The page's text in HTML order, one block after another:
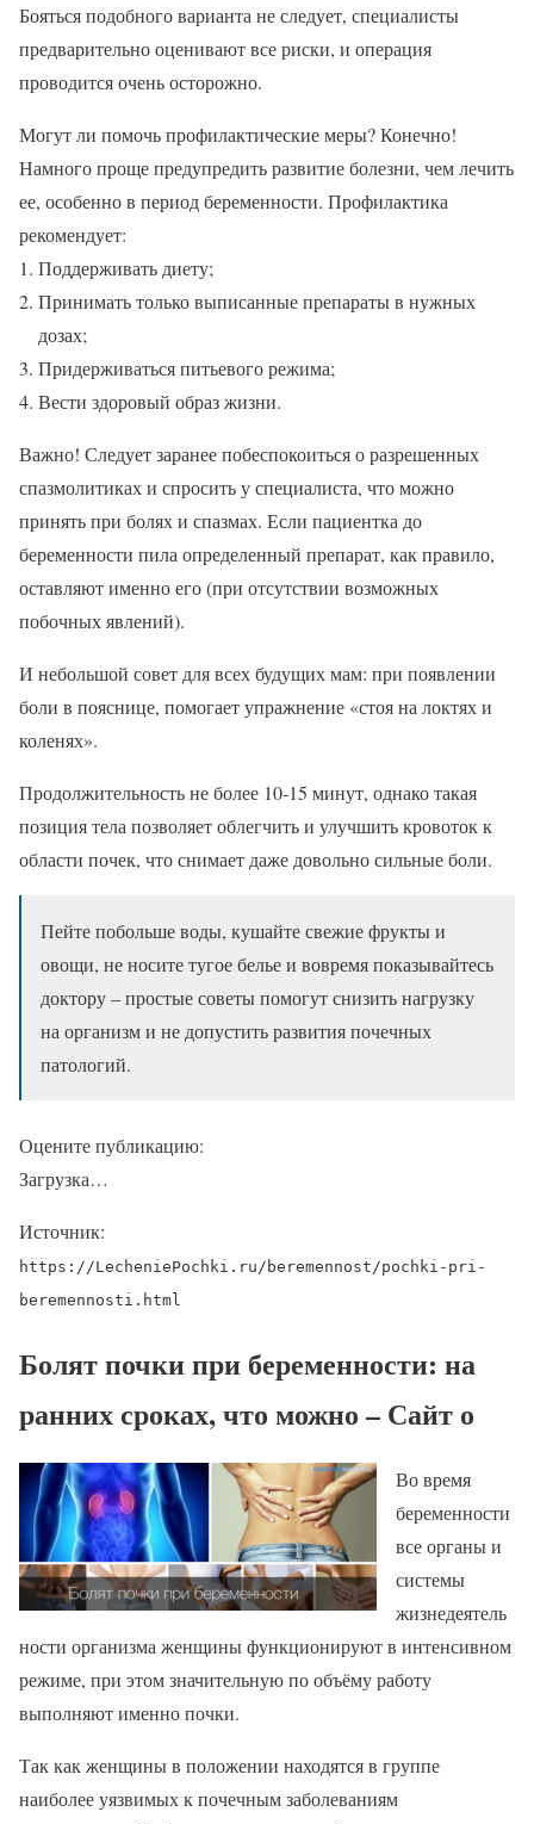
Бояться подобного варианта не следует, специалисты
предварительно оценивают все риски, и операция
проводится очень осторожно.
Могут ли помочь профилактические меры? Конечно!
Намного проще предупредить развитие болезни, чем лечить
ее, особенно в период беременности. Профилактика
рекомендует:
Поддерживать диету;
Принимать только выписанные препараты в нужных
дозах;
Придерживаться питьевого режима;
Вести здоровый образ жизни.
Важно! Следует заранее побеспокоиться о разрешенных
спазмолитиках и спросить у специалиста, что можно
принять при болях и спазмах. Если пациентка до
беременности пила определенный препарат, как правило,
оставляют именно его (при отсутствии возможных
побочных явлений).
И небольшой совет для всех будущих мам: при появлении
боли в пояснице, помогает упражнение «стоя на локтях и
коленях».
Продолжительность не более 10-15 минут, однако такая
позиция тела позволяет облегчить и улучшить кровоток к
области почек, что снимает даже довольно сильные боли.
Пейте побольше воды, кушайте свежие фрукты и
овощи, не носите тугое белье и вовремя показывайтесь
доктору – простые советы помогут снизить нагрузку
на организм и не допустить развития почечных
патологий.
Оцените публикацию:
Загрузка…
Источник:
https://LecheniePochki.ru/beremennost/pochki-pri-
beremennosti.html
Болят почки при беременности: на
ранних сроках, что можно – Сайт о
Во время
беременности
все органы и
системы
жизнедеятель
ности организма женщины функционируют в интенсивном
режиме, при этом значительную по объёму работу
выполняют именно почки.
Так как женщины в положении находятся в группе
наиболее уязвимых к почечным заболеваниям